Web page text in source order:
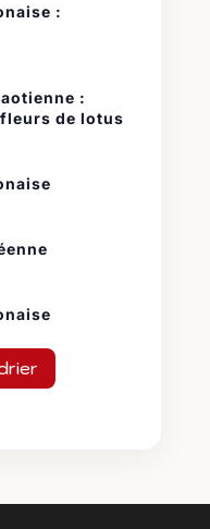
:
:
de lotus